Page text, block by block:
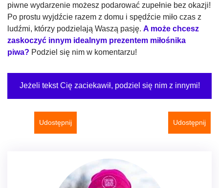
piwne wydarzenie możesz podarować zupełnie bez okazji!
Po prostu wyjdźcie razem z domu i spędźcie miło czas z
ludźmi, którzy podzielają Waszą pasję. A może chcesz
zaskoczyć innym idealnym prezentem miłośnika
piwa? Podziel się nim w komentarzu!
Jeżeli tekst Cię zaciekawił, podziel się nim z innymi!
Udostępnij Udostępnij